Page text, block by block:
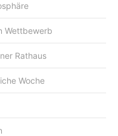
Wettbewerb
Rathaus
Woche